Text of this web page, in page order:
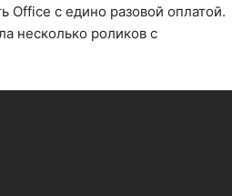
Office с едино разовой оплатой.
несколько роликов с